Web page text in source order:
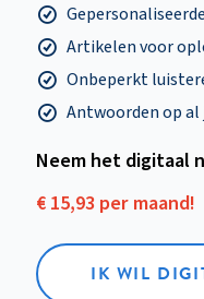
Artikelen voor
Onbeperkt
Antwoorden op al
Neem het digitaal
€ 15,93 per maand!
IK WIL